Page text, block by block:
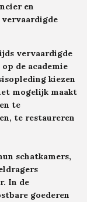
en
vervaardigde
de academie
kiezen
mogelijk maakt
te
te restaureren
schatkamers,
In de
goederen